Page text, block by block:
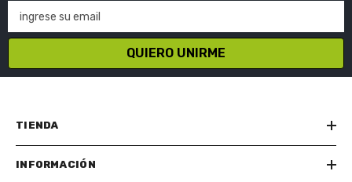
ingrese su email
QUIERO UNIRME
TIENDA
INFORMACIÓN